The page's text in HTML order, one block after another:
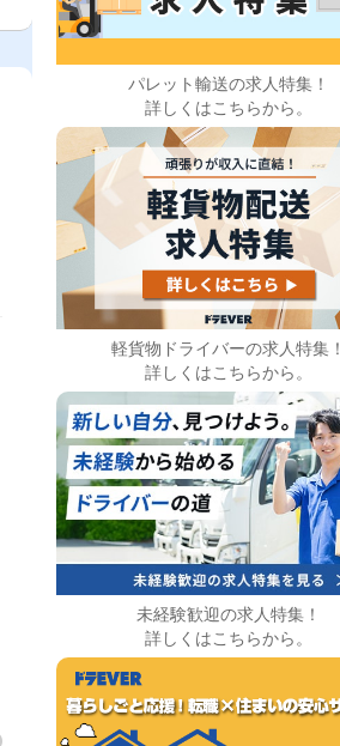
パレット輸送の求人特集！
詳しくはこちらから。
軽貨物ドライバーの求人特集！
詳しくはこちらから。
未経験歓迎の求人特集！
詳しくはこちらから。